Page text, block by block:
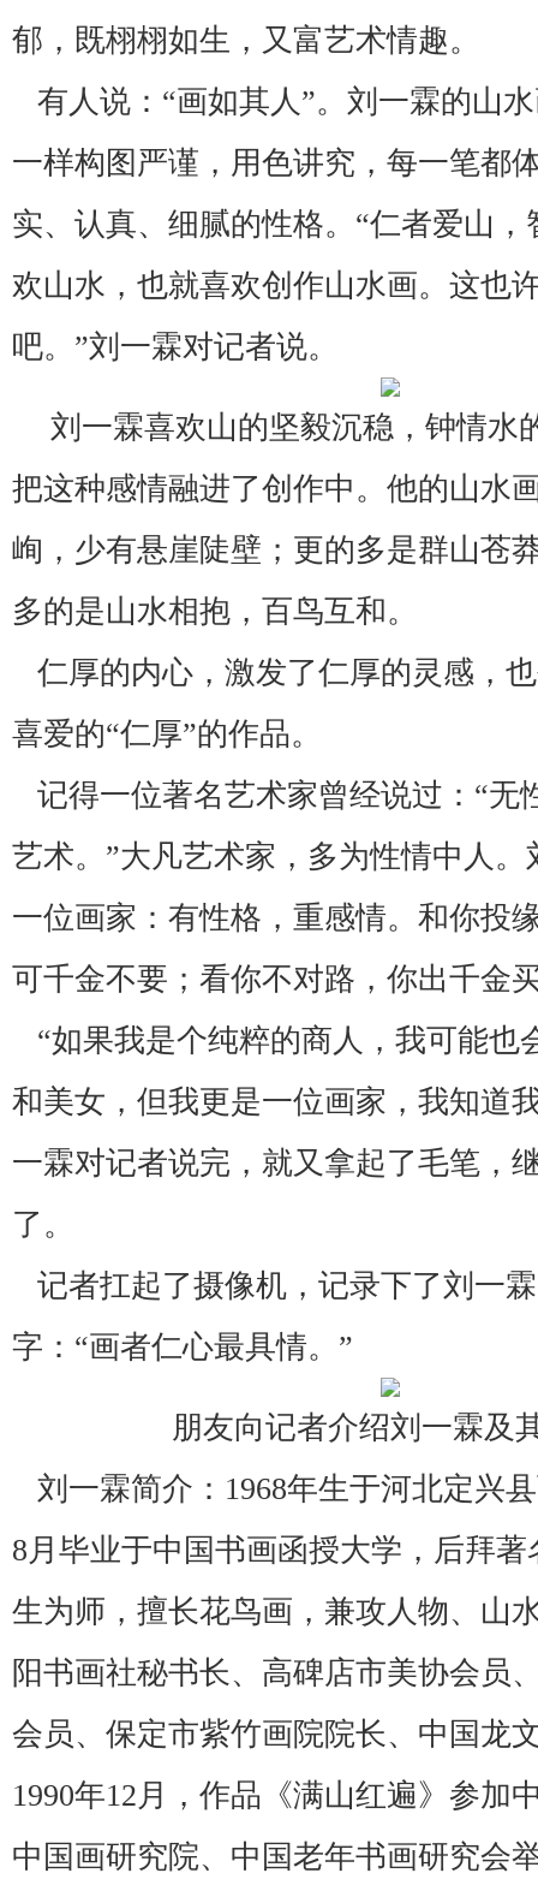
郁，既栩栩如生，又富艺术情趣。
有人说：“画如其人”。刘一霖的山
一样构图严谨，用色讲究，每一笔都
实、认真、细腻的性格。“仁者爱山
欢山水，也就喜欢创作山水画。这也
吧。”刘一霖对记者说。
刘一霖喜欢山的坚毅沉稳，钟情水
把这种感情融进了创作中。他的山水
峋，少有悬崖陡壁；更的多是群山苍
多的是山水相抱，百鸟互和。
仁厚的内心，激发了仁厚的灵感，
喜爱的“仁厚”的作品。
记得一位著名艺术家曾经说过：“无
艺术。”大凡艺术家，多为性情中人
一位画家：有性格，重感情。和你投
可千金不要；看你不对路，你出千金
“如果我是个纯粹的商人，我可能也
和美女，但我更是一位画家，我知道
一霖对记者说完，就又拿起了毛笔，
了。
记者扛起了摄像机，记录下了刘一
字：“画者仁心最具情。”
朋友向记者介绍刘 一霖及
刘一霖简介：1968年生于河北定兴
8月毕业于中国书画函授大学，后拜
生为师，擅长花鸟画，兼攻人物、山
阳书画社秘书长、高碑店市美协会员
会员、保定市紫竹画院院长、中国龙
1990年12月，作品《满山红遍》参加
中国画研究院、中国老年书画研究会